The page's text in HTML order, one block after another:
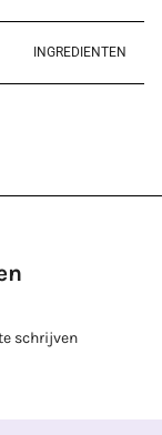
INGREDIENTEN
schrijven